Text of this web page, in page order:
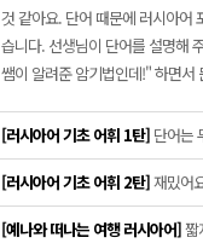
것 같아요. 단어 때문에 러시아어
습니다. 선생님이 단어를 설명해
쌤이 알려준 암기법인데!" 하면서
[러시아어 기초 어휘 1탄] 단어는
[러시아어 기초 어휘 2탄]재밌어
[예나와 떠나는 여행 러시아어]짧